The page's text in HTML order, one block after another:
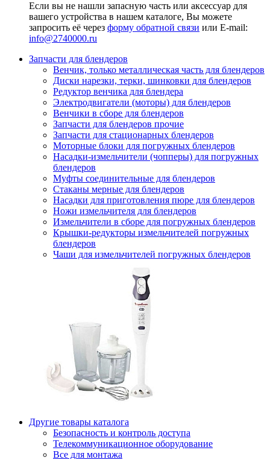
Если вы не нашли запасную часть или аксессуар для
вашего устройства в нашем каталоге, Вы можете
запросить её через форму обратной связи или E-mail:
info@2740000.ru
Запчасти для блендеров
Венчик, только металлическая часть для блендеров
Диски нарезки, терки, шинковки для блендеров
Редуктор венчика для блендера
Электродвигатели (моторы) для блендеров
Венчики в сборе для блендеров
Запчасти для блендеров прочие
Запчасти для стационарных блендеров
Моторные блоки для погружных блендеров
Насадки-измельчители (чопперы) для погружных
блендеров
Муфты соединительные для блендеров
Стаканы мерные для блендеров
Насадки для приготовления пюре для блендеров
Ножи измельчителя для блендеров
Измельчители в сборе для погружных блендеров
Крышки-редукторы измельчителей погружных
блендеров
Чаши для измельчителей погружных блендеров
Другие товары каталога
Безопасность и контроль доступа
Телекоммуникационное оборудование
Все для монтажа